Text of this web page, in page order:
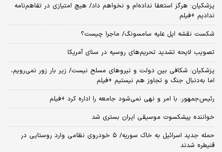
پزشکیان: هرگز استعفا نداده‌ام و نخواهم داد/ هیچ امتیازی در تفاهم‌نامه
ندادیم +فیلم
شکست نقشه اپل علیه سامسونگ/ ماجرا چیست؟
تصویب لایحه تشدید تحریم‌های روسیه در سنای آمریکا
پزشکیان: شکافی بین دولت و نیروهای مسلح نیست/ زیر بار زور نمی‌رویم،
اما به‌دنبال جنگ و تجاوز هم نیستیم +فیلم
رئیس‌جمهور: با امر و نهی نمی‌شود جامعه را اداره کرد +فیلم
خواننده پیشکسوت موسیقی ایران بستری شد
حمله جدید اسرائیل به خاک سوریه/ ۵ خودروی نظامی وارد روستایی در
قنیطره شدند